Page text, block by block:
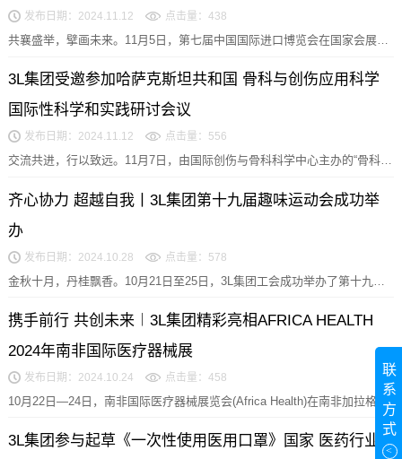
发布日期：2024.11.12 点击量：438
共襄盛举，擘画未来。11月5日，第七届中国国际进口博览会在国家会展中
3L集团受邀参加哈萨克斯坦共和国 骨科与创伤应用科学
国际性科学和实践研讨会议
发布日期：2024.11.12 点击量：556
交流共进，行以致远。11月7日，由国际创伤与骨科科学中心主办的“骨科与
齐心协力 超越自我丨3L集团第十九届趣味运动会成功举
办
发布日期：2024.10.28 点击量：578
金秋十月，丹桂飘香。10月21日至25日，3L集团工会成功举办了第十九届
携手前行 共创未来︱3L集团精彩亮相AFRICA HEALTH
2024年南非国际医疗器械展
发布日期：2024.10.24 点击量：458
10月22日—24日，南非国际医疗器械展览会(Africa Health)在南非加拉格尔
3L集团参与起草《一次性使用医用口罩》国家 医药行业
联
系
方
式
<